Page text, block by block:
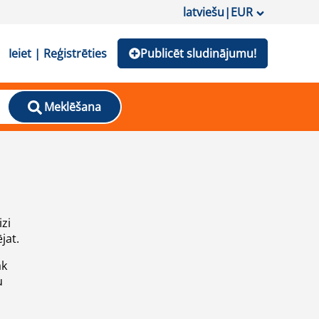
latviešu|EUR
Ieiet | Reģistrēties Publicēt sludinājumu!
Meklēšana